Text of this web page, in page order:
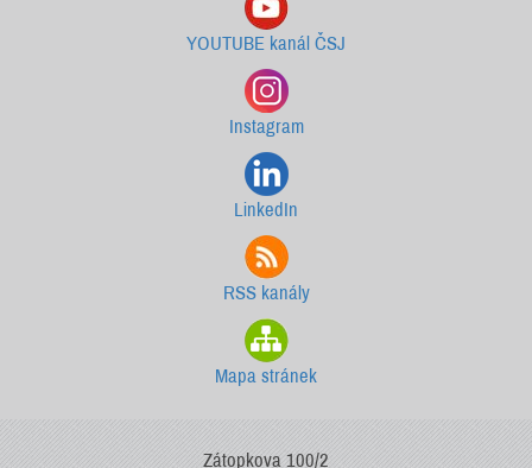
YOUTUBE kanál ČSJ
Instagram
LinkedIn
RSS kanály
Mapa stránek
Zátopkova 100/2